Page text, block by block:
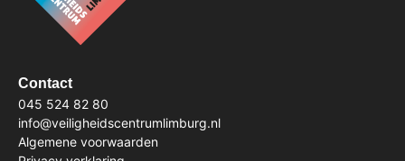
Contact
045 524 82 80
info@veiligheidscentrumlimburg.nl
Algemene voorwaarden